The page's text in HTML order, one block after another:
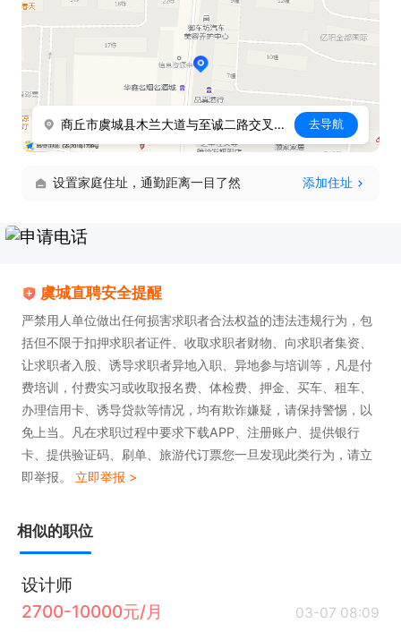
商丘市虞城县木兰大道与至诚二路交叉口向北50米路东 去导航
设置家庭住址，通勤距离一目了然 添加住址
虞城直聘安全提醒
严禁用人单位做出任何损害求职者合法权益的违法违规行为，包
括但不限于扣押求职者证件、收取求职者财物、向求职者集资、
让求职者入股、诱导求职者异地入职、异地参与培训等，凡是付
费培训，付费实习或收取报名费、体检费、押金、买车、租车、
办理信用卡、诱导贷款等情况，均有欺诈嫌疑，请保持警惕，以
免上当。凡在求职过程中要求下载APP、注册账户、提供银行
卡、提供验证码、刷单、旅游代订票您一旦发现此类行为，请立
即举报。 立即举报 >
相似的职位
设计师
2700-10000元/月
03-07 08:09